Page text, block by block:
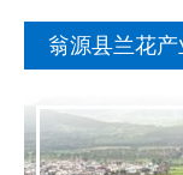
翁源县兰花